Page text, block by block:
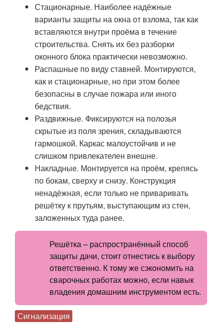
Стационарные. Наиболее надёжные
варианты защиты на окна от взлома, так как
вставляются внутри проёма в течение
строительства. Снять их без разборки
оконного блока практически невозможно.
Распашные по виду ставней. Монтируются,
как и стационарные, но при этом более
безопасны в случае пожара или иного
бедствия.
Раздвижные. Фиксируются на полозья
скрытые из поля зрения, складываются
гармошкой. Каркас малоустойчив и не
слишком привлекателен внешне.
Накладные. Монтируется на проём, крепясь
по бокам, сверху и снизу. Конструкция
ненадёжная, если только не приваривать
решётку к прутьям, выступающим из стен,
заложенных туда ранее.
Решётка – распространённый способ
защиты дачи, стоит отнестись к выбору
ответственно. К тому же сэкономить на
сварочных работах можно, если навык
владения домашним инструментом есть.
Сигнализация